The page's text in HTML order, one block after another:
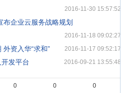
2016-11-30 15:57:52
布企业云服务战略规划
2016-11-18 09:02:27
资入华“求和” 2016-11-17 09:52:17
发平台 2016-09-21 13:55:48
0 0 0